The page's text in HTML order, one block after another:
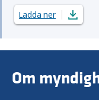
Ladda ner
Om